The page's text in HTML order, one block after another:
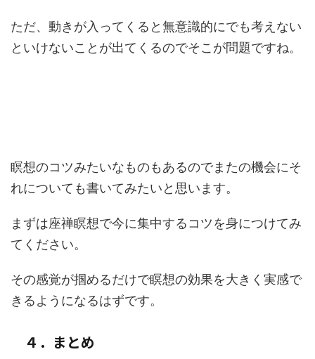
ただ、動きが入ってくると無意識的にでも考えない
といけないことが出てくるのでそこが問題ですね。
瞑想のコツみたいなものもあるのでまたの機会にそ
れについても書いてみたいと思います。
まずは座禅瞑想で今に集中するコツを身につけてみ
てください。
その感覚が掴めるだけで瞑想の効果を大きく実感で
きるようになるはずです。
４．まとめ